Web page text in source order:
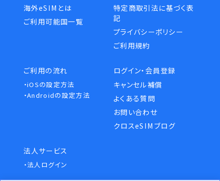
海外eSIMとは
ご利用可能国一覧
ご利用の流れ
・iOSの設定方法
・Androidの設定方法
法人サービス
・法人ログイン
特定商取引法に基づく表
記
プライバシーポリシー
ご利用規約
ログイン・会員登録
キャンセル補償
よくある質問
お問い合わせ
クロスeSIMブログ